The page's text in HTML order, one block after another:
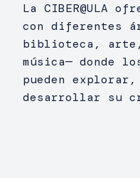
La CIBER@ULA
con diferentes
biblioteca,
música— donde
pueden
desarrollar su